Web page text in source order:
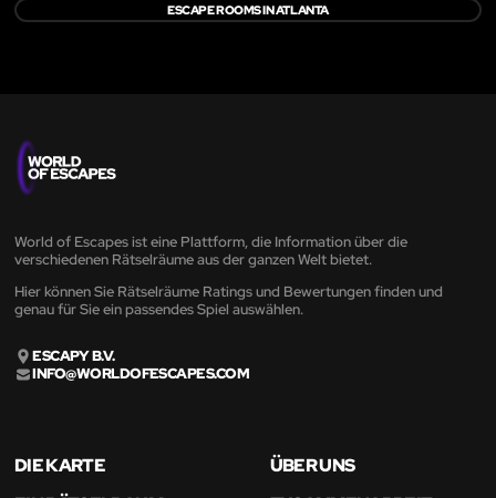
ESCAPE ROOMS IN ATLANTA
World of Escapes ist eine Plattform, die Information über die
verschiedenen Rätselräume aus der ganzen Welt bietet.
Hier können Sie Rätselräume Ratings und Bewertungen finden und
genau für Sie ein passendes Spiel auswählen.
ESCAPY B.V.
INFO@WORLDOFESCAPES.COM
DIE KARTE
ÜBER UNS